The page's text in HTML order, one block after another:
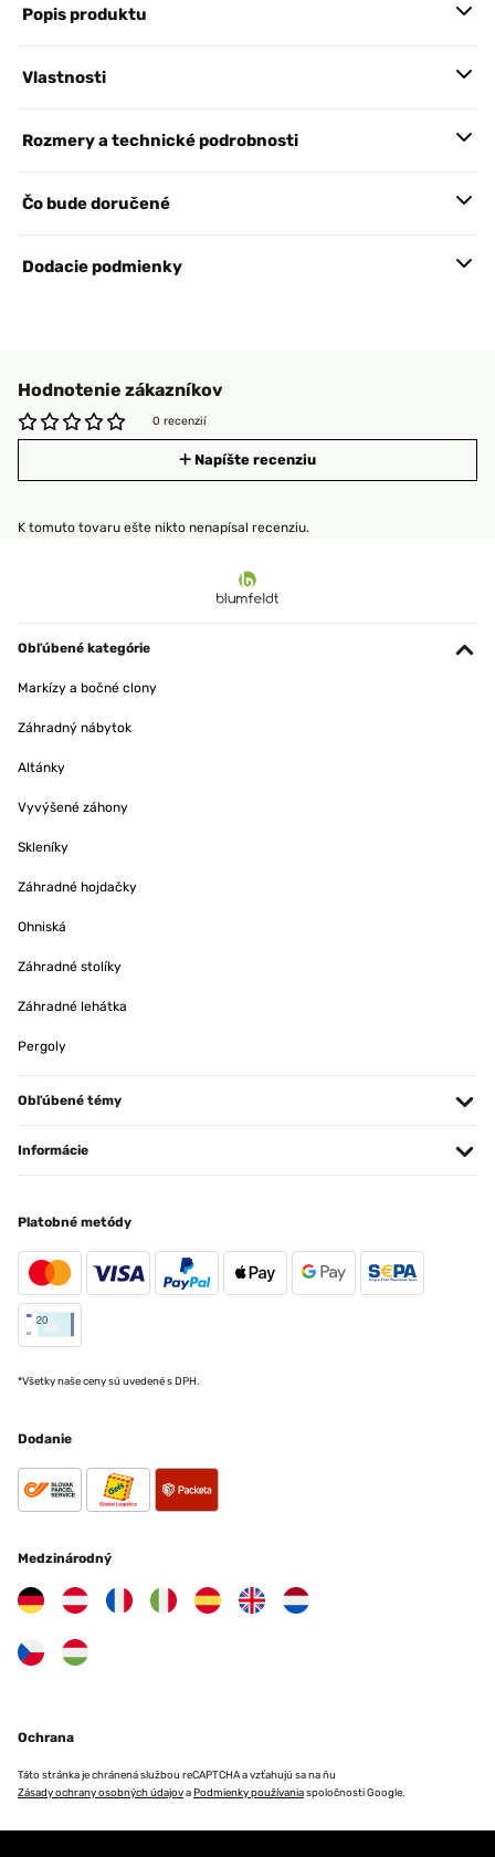
Popis produktu
Vlastnosti
Rozmery a technické podrobnosti
Čo bude doručené
Dodacie podmienky
Hodnotenie zákazníkov
0 recenzií
Napíšte recenziu
K tomuto tovaru ešte nikto nenapísal recenziu.
Obľúbené kategórie
Markízy a bočné clony
Záhradný nábytok
Altánky
Vyvýšené záhony
Skleníky
Záhradné hojdačky
Ohniská
Záhradné stolíky
Záhradné lehátka
Pergoly
Obľúbené témy
Informácie
Platobné metódy
*Všetky naše ceny sú uvedené s DPH.
Dodanie
Medzinárodný
Ochrana
Táto stránka je chránená službou reCAPTCHA a vzťahujú sa na ňu
Zásady ochrany osobných údajovaPodmienky používaniaspoločnosti Google.